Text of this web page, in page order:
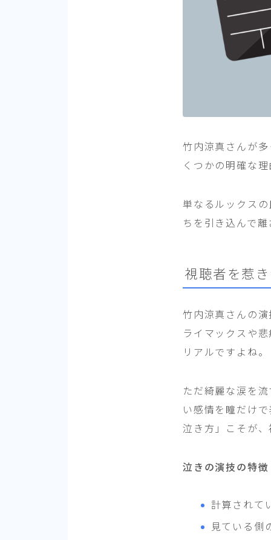
竹内涼真さんが
くつかの明確な
単なるルックス
ちを引き込んで
視聴者を惹
竹内涼真さんの
ライマックスや
リアルですよね。
ただ綺麗な涙を
い感情を瞳だけ
泣き方」こそが
泣きの演技の特徴
計算されて
見ている側